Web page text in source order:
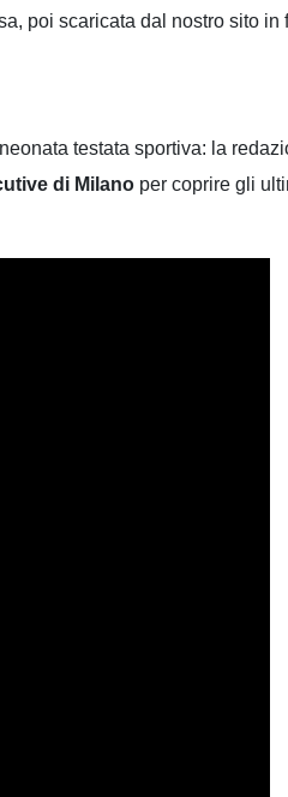
poi scaricata dal nostro sito
testata sportiva: la
di Milano per coprire gli